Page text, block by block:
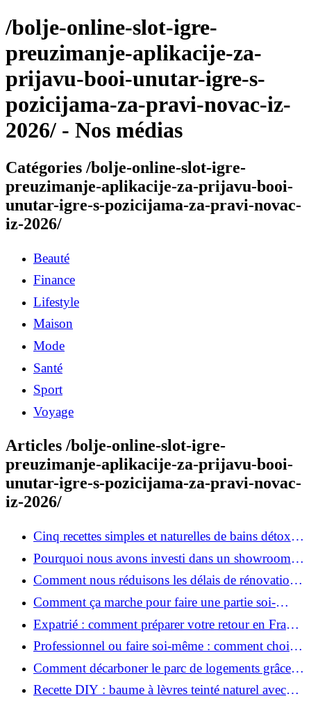
/bolje-online-slot-igre-
preuzimanje-aplikacije-za-
prijavu-booi-unutar-igre-s-
pozicijama-za-pravi-novac-iz-
2026/ - Nos médias
Catégories /bolje-online-slot-igre-
preuzimanje-aplikacije-za-prijavu-booi-
unutar-igre-s-pozicijama-za-pravi-novac-
iz-2026/
Beauté
Finance
Lifestyle
Maison
Mode
Santé
Sport
Voyage
Articles /bolje-online-slot-igre-
preuzimanje-aplikacije-za-prijavu-booi-
unutar-igre-s-pozicijama-za-pravi-novac-
iz-2026/
Cinq recettes simples et naturelles de bains détox
maison
Pourquoi nous avons investi dans un showroom-
atelier et ce que cela apporte aux clients
Comment nous réduisons les délais de rénovation à
3 mois au lieu de 6?
Comment ça marche pour faire une partie soi-
même et nous confier le reste ?
Expatrié : comment préparer votre retour en France
et rénover votre bien à distance ?
Professionnel ou faire soi-même : comment choisir
pour votre rénovation ?
Comment décarboner le parc de logements grâce à
la rénovation énergétique ?
Recette DIY : baume à lèvres teinté naturel avec